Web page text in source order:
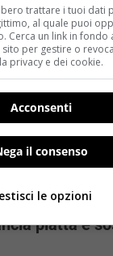
piatta e
trattare i tuoi dati
al quale puoi
Cerca un link in fondo
per gestire o
privacy e dei cookie.
Acconsenti
il consenso
le opzioni